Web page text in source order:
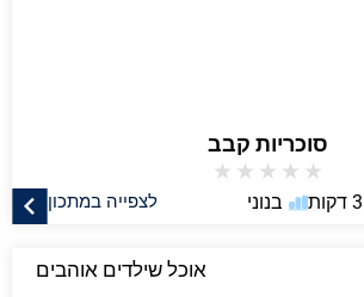
סוכריות קבב
★
★
★
★
★
לצפייה במתכון בנוני
אוכל שילדים אוהבים